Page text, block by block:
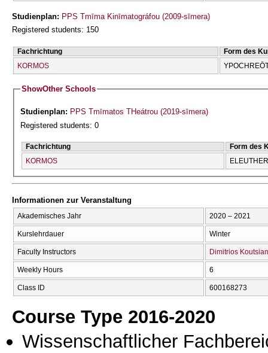
Studienplan: PPS Tmīma Kinīmatográfou (2009-sīmera)
Registered students: 150
Fachrichtung
Form des
KORMOS
ShowOther Schools
Studienplan: PPS Tmīmatos THeátrou (2019-sīmera)
Registered students: 0
Fachrichtung
Form des
KORMOS
Informationen zur Veranstaltung
Akademisches Jahr 2020 – 2021
Kurslehrdauer Winter
Faculty Instructors Dimitrios
Weekly Hours 6
Class ID 600168273
Course Type 2016-2020
Wissenschaftlicher